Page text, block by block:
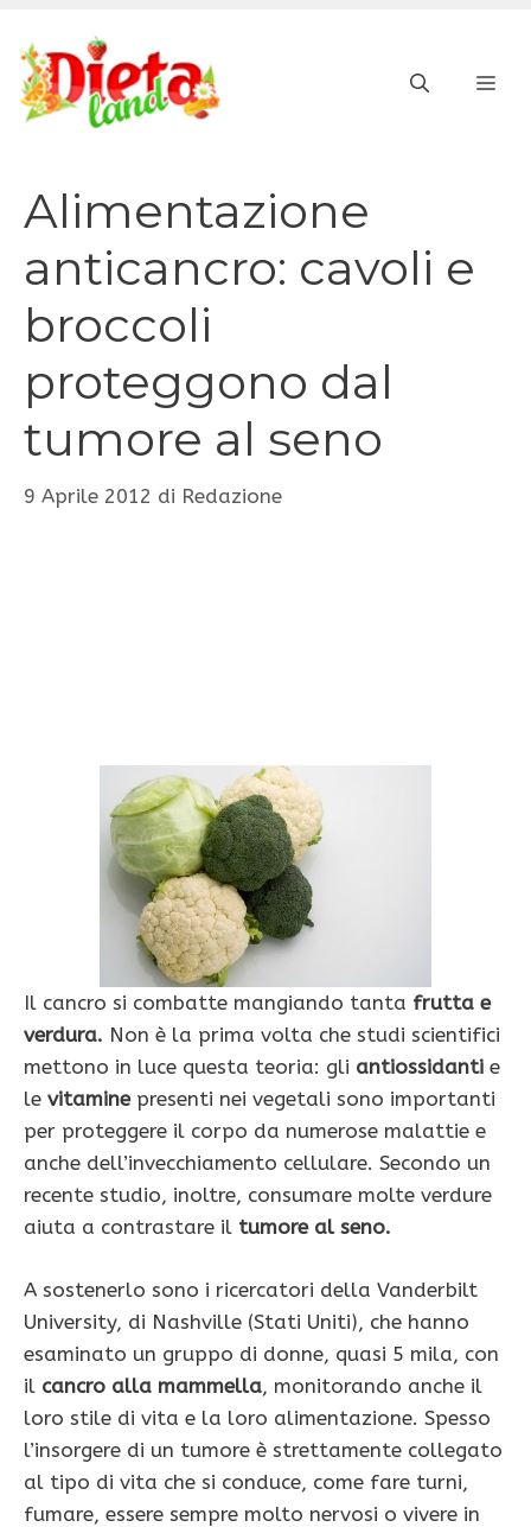
contenuto
Alimentazione
anticancro: cavoli e
broccoli
proteggono dal
tumore al seno
9 Aprile 2012 di Redazione
Il cancro si combatte mangiando tanta frutta e
verdura. Non è la prima volta che studi scientifici
mettono in luce questa teoria: gli antiossidanti e
le vitaminepresenti nei vegetali sono importanti
per proteggere il corpo da numerose malattie e
anche dell’invecchiamento cellulare. Secondo un
recente studio, inoltre, consumare molte verdure
aiuta a contrastare il tumore al seno.
A sostenerlo sono i ricercatori della Vanderbilt
University, di Nashville (Stati Uniti), che hanno
esaminato un gruppo di donne, quasi 5 mila, con
il cancro alla mammella, monitorando anche il
loro stile di vita e la loro alimentazione. Spesso
l’insorgere di un tumore è strettamente collegato
al tipo di vita che si conduce, come fare turni,
fumare, essere sempre molto nervosi o vivere in